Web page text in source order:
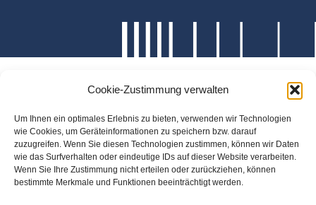
Cookie-Zustimmung verwalten
Um Ihnen ein optimales Erlebnis zu bieten, verwenden wir Technologien
wie Cookies, um Geräteinformationen zu speichern bzw. darauf
zuzugreifen. Wenn Sie diesen Technologien zustimmen, können wir Daten
wie das Surfverhalten oder eindeutige IDs auf dieser Website verarbeiten.
Wenn Sie Ihre Zustimmung nicht erteilen oder zurückziehen, können
bestimmte Merkmale und Funktionen beeinträchtigt werden.